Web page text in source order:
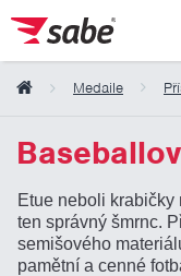
Medaile
Etue neboli
ten správný šmrnc.
semišového
pamětní a cenné
Obsah košíku
Košík zeje